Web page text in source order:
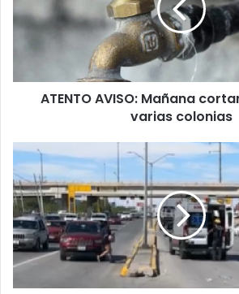
el
agua
colonias
ATENTO AVISO: Mañana
varias colonias
Auto
impacta
a
dos
repartidores
de
comida
y
se